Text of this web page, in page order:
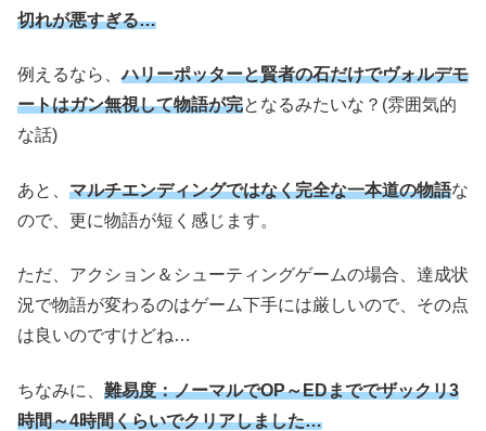
切れが悪すぎる…
例えるなら、ハリーポッターと賢者の石だけでヴォルデモ
ートはガン無視して物語が完となるみたいな？(雰囲気的
な話)
あと、 マルチエンディングではなく完全な一本道の物語な
ので、更に物語が短く感じます。
ただ、アクション＆シューティングゲームの場合、達成状
況で物語が変わるのはゲーム下手には厳しいので、その点
は良いのですけどね…
ちなみに、 難易度：ノーマルでOP～EDまででザックリ3
時間～4時間くらいでクリアしました…